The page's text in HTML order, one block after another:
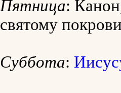
Пятница:
святому
Суббота: